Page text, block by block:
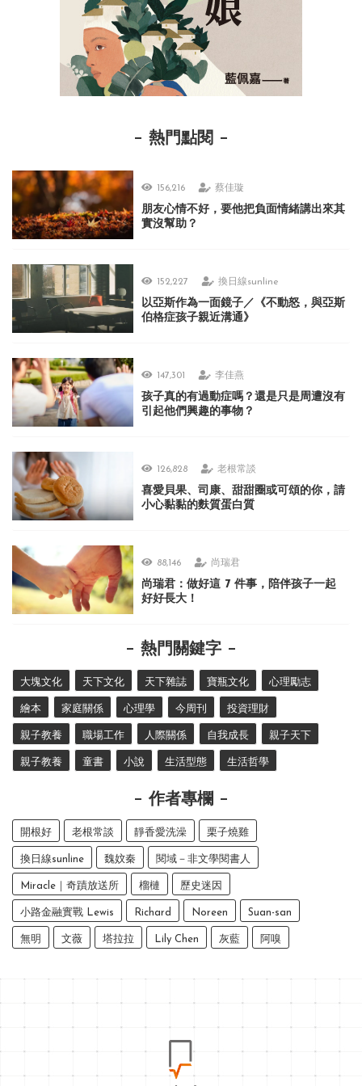
熱門點閱
156,216 蔡佳璇
朋友心情不好，要他把負面情緒講出來其
實沒幫助？
152,227 換日線sunline
以亞斯作為一面鏡子／《不動怒，與亞斯
伯格症孩子親近溝通》
147,301 李佳燕
孩子真的有過動症嗎？還是只是周遭沒有
引起他們興趣的事物？
126,828 老根常談
喜愛貝果、司康、甜甜圈或可頌的你，請
小心黏黏的麩質蛋白質
88,146 尚瑞君
尚瑞君：做好這 7 件事，陪伴孩子一起
好好長大！
熱門關鍵字
大塊文化 天下文化 天下雜誌 寶瓶文化 心理勵志
繪本 家庭關係 心理學 今周刊 投資理財
親子教養 職場工作 人際關係 自我成長 親子天下
親子教養 童書 小說 生活型態 生活哲學
作者專欄
開根好 老根常談 靜香愛洗澡 栗子燒雞
換日線sunline 魏妏秦 閱域－非文學閱書人
Miracle｜奇蹟放送所 榴槤 歷史迷因
小路金融實戰 Lewis Richard Noreen Suan-san
無明 文薇 塔拉拉 Lily Chen 灰藍 阿嗅